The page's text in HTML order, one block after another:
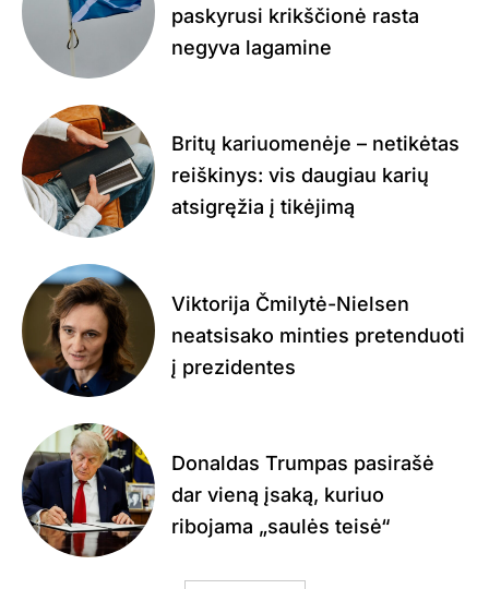
paskyrusi krikščionė rasta
negyva lagamine
Britų kariuomenėje – netikėtas
reiškinys: vis daugiau karių
atsigręžia į tikėjimą
Viktorija Čmilytė-Nielsen
neatsisako minties pretenduoti
į prezidentes
Donaldas Trumpas pasirašė
dar vieną įsaką, kuriuo
ribojama „saulės teisė“